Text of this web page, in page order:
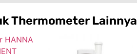
ThermometerLainnya